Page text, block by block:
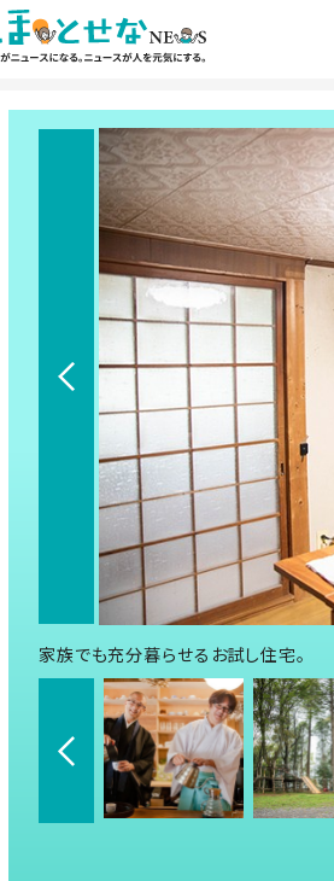
家族でも充分暮らせるお試し住宅。